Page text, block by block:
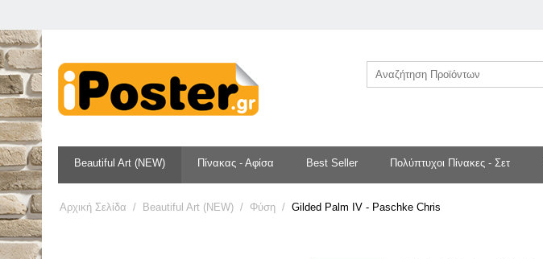
Beautiful Art (NEW) Πίνακας - Αφίσα Best Seller Πολύπτυχοι Πίνακες - Σετ
Αρχική Σελίδα / Beautiful Art (NEW) / Φύση / Gilded Palm IV - Paschke Chris